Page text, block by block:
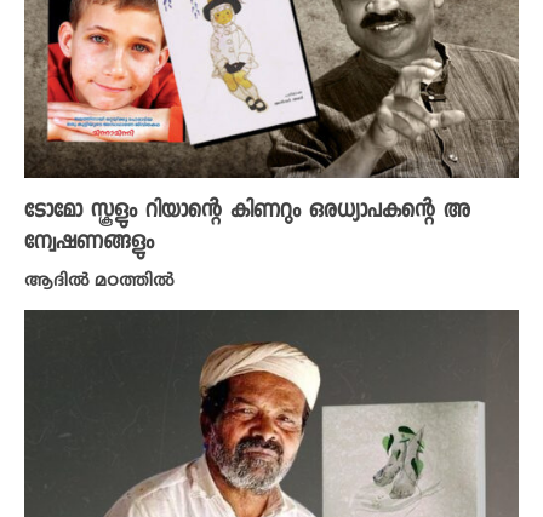
ടോമോ സ്കൂളും റിയാന്റെ കിണറും ഒരധ്യാപകന്റെ അ
ന്വേഷണങ്ങളും
ആദിൽ മഠത്തിൽ